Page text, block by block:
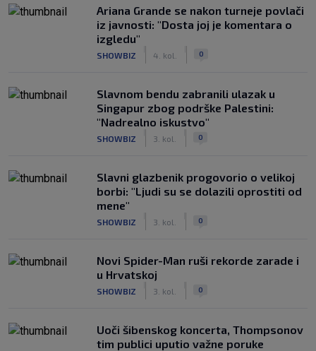
Ariana Grande se nakon turneje povlači
iz javnosti: "Dosta joj je komentara o
izgledu"
SHOWBIZ 4. kol. 0
Slavnom bendu zabranili ulazak u
Singapur zbog podrške Palestini:
"Nadrealno iskustvo"
SHOWBIZ 3. kol. 0
Slavni glazbenik progovorio o velikoj
borbi: "Ljudi su se dolazili oprostiti od
mene"
SHOWBIZ 3. kol. 0
Novi Spider-Man ruši rekorde zarade i
u Hrvatskoj
SHOWBIZ 3. kol. 0
Uoči šibenskog koncerta, Thompsonov
tim publici uputio važne poruke